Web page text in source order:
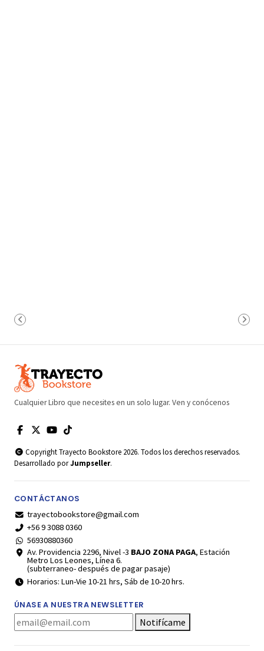
Cualquier Libro que necesites en un solo lugar. Ven y conócenos
Copyright Trayecto Bookstore 2026. Todos los derechos reservados.
Desarrollado porJumpseller.
CONTÁCTANOS
trayectobookstore@gmail.com
+56 9 3088 0360
56930880360
Av. Providencia 2296, Nivel -3 BAJO ZONA PAGA, Estación
Metro Los Leones, Línea 6.
(subterraneo- después de pagar pasaje)
Horarios: Lun-Vie 10-21 hrs, Sáb de 10-20 hrs.
ÚNASE A NUESTRA NEWSLETTER
Notifícame